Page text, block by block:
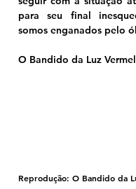
para seu final
somos enganados pelo
O Bandido da Luz
Reprodução: O Bandido da